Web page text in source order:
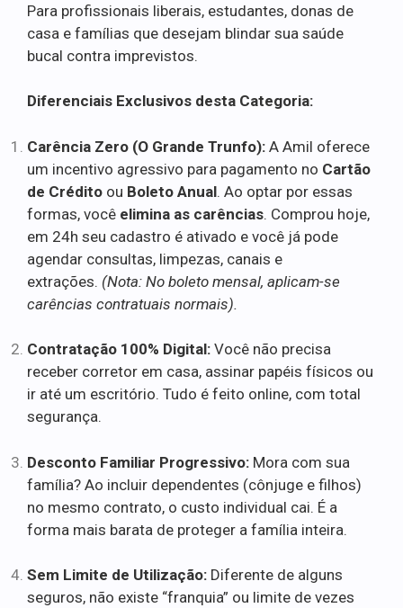
Para profissionais liberais, estudantes, donas de
casa e famílias que desejam blindar sua saúde
bucal contra imprevistos.
Diferenciais Exclusivos desta Categoria:
Carência Zero (O Grande Trunfo): A Amil oferece
um incentivo agressivo para pagamento no Cartão
de Crédito ou Boleto Anual. Ao optar por essas
formas, você elimina as carências. Comprou hoje,
em 24h seu cadastro é ativado e você já pode
agendar consultas, limpezas, canais e
extrações. (Nota: No boleto mensal, aplicam-se
carências contratuais normais).
Contratação 100% Digital: Você não precisa
receber corretor em casa, assinar papéis físicos ou
ir até um escritório. Tudo é feito online, com total
segurança.
Desconto Familiar Progressivo: Mora com sua
família? Ao incluir dependentes (cônjuge e filhos)
no mesmo contrato, o custo individual cai. É a
forma mais barata de proteger a família inteira.
Sem Limite de Utilização: Diferente de alguns
seguros, não existe “franquia” ou limite de vezes